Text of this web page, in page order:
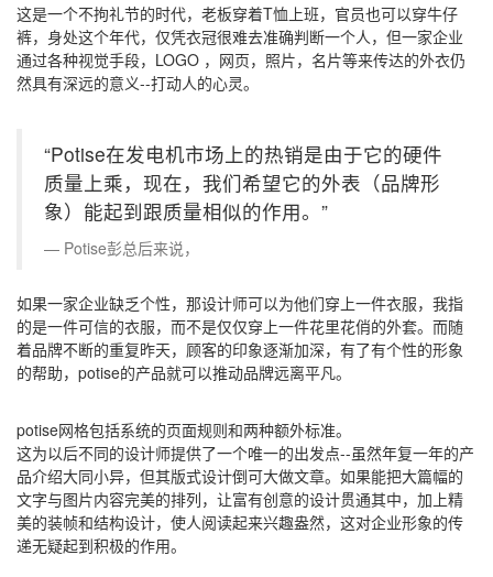
这是一个不拘礼节的时代，老板穿着T恤上班，官员也可以穿牛仔
裤，身处这个年代，仅凭衣冠很难去准确判断一个人，但一家企业
通过各种视觉手段，LOGO ，网页，照片，名片等来传达的外衣仍
然具有深远的意义--打动人的心灵。
“Potise在发电机市场上的热销是由于它的硬件
质量上乘，现在，我们希望它的外表（品牌形
象）能起到跟质量相似的作用。”
Potise彭总后来说，
如果一家企业缺乏个性，那设计师可以为他们穿上一件衣服，我指
的是一件可信的衣服，而不是仅仅穿上一件花里花俏的外套。而随
着品牌不断的重复昨天，顾客的印象逐渐加深，有了有个性的形象
的帮助，potise的产品就可以推动品牌远离平凡。
potise网格包括系统的页面规则和两种额外标准。
这为以后不同的设计师提供了一个唯一的出发点--虽然年复一年的产
品介绍大同小异，但其版式设计倒可大做文章。如果能把大篇幅的
文字与图片内容完美的排列，让富有创意的设计贯通其中，加上精
美的装帧和结构设计，使人阅读起来兴趣盎然，这对企业形象的传
递无疑起到积极的作用。